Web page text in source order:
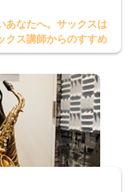
あなたへ。サックスは
クス講師からのすすめ